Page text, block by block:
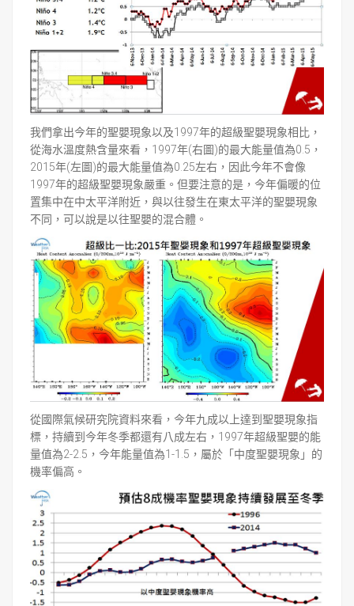
我們拿出今年的聖嬰現象以及1997年的超級聖嬰現象相比，
從海水溫度熱含量來看，1997年(右圖)的最大能量值為0.5，
2015年(左圖)的最大能量值為0.25左右，因此今年不會像
1997年的超級聖嬰現象嚴重。但要注意的是，今年偏暖的位
置集中在中太平洋附近，與以往發生在東太平洋的聖嬰現象
不同，可以說是以往聖嬰的混合體。
從國際氣候研究院資料來看，今年九成以上達到聖嬰現象指
標，持續到今年冬季都還有八成左右，1997年超級聖嬰的能
量值為2-2.5，今年能量值為1-1.5，屬於「中度聖嬰現象」的
機率偏高。